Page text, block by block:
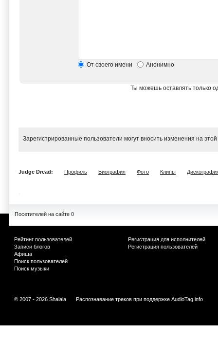
От своего имени Анонимно
Ты можешь оставлять только
Зарегистрированные пользователи могут вносить изменения на
Judge Dread: Профиль Биография Фото Клипы
Посетителей на сайте 0
Рейтинг пользователей
Записи блогов
Афиша
Поиск пользователей
Поиск музыки
Регистрация для исполнителей
Регистрация пользователей
© 2007 - 2026 Shalala Распознавание треков при поддержке AudioTag.info